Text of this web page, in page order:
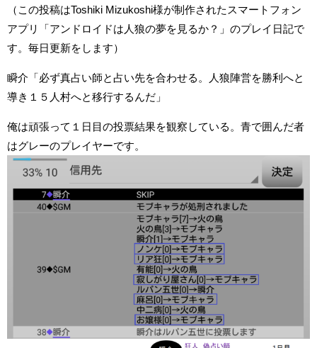
（この投稿はToshiki Mizukoshi様が制作されたスマートフォン
アプリ「アンドロイドは人狼の夢を見るか？」のプレイ日記で
す。毎日更新をします）
瞬介「必ず真占い師と占い先を合わせる。人狼陣営を勝利へと
導き１５人村へと移行するんだ」
俺は頑張って１日目の投票結果を観察している。青で囲んだ者
はグレーのプレイヤーです。